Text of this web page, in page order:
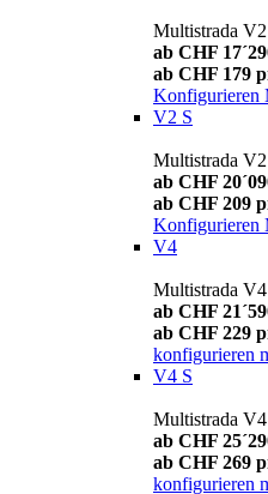
Multistrada V2
ab CHF
ab CHF 179
Konfigurieren
V2 S
Multistrada V2
ab CHF
ab CHF 209
Konfigurieren
V4
Multistrada V4
ab CHF
ab CHF 229
konfigurieren
V4 S
Multistrada V4
ab CHF
ab CHF 269
konfigurieren